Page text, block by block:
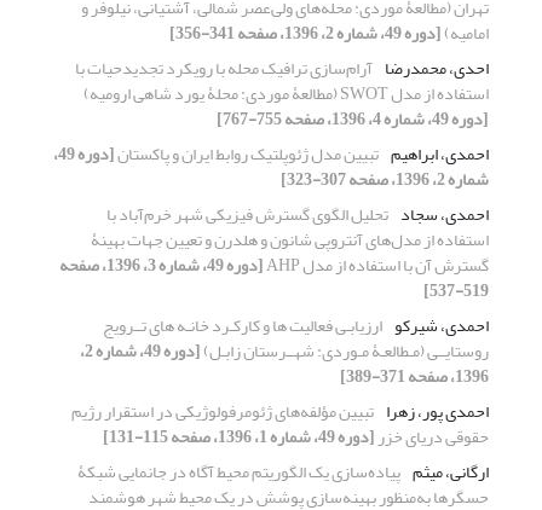
تهران (مطالعۀ موردی: محله‌های ولی‌عصر شمالی، آشتیانی، نیلوفر و
امامیه)[دوره 49، شماره 2، 1396، صفحه 341-356]
احدی، محمدرضا آرام‌سازی ترافیک محله با رویکرد تجدیدحیات با
استفاده از مدل SWOT (مطالعۀ موردی: محلۀ یورد شاهی ارومیه)
[دوره 49، شماره 4، 1396، صفحه 755-767]
احمدی، ابراهیم تبیین مدل ژئوپلتیک روابط ایران و پاکستان [دوره 49،
شماره 2، 1396، صفحه 307-323]
احمدی، سجاد تحلیل الگوی گسترش فیزیکی شهر خرم‌آباد با
استفاده از مدل‌های آنتروپی شانون و هلدرن و تعیین جهات بهینۀ
گسترش آن با استفاده از مدل AHP [دوره 49، شماره 3، 1396، صفحه
519-537]
احمدی، شیرکو ارزیابـی فعالیت ها و کارکـرد خانـه های تــرویج
روستایــی (مـطالعـۀ مـوردی: شهــرستان زابـل) [دوره 49، شماره 2،
1396، صفحه 371-389]
احمدی پور، زهرا تبیین مؤلفه‌های ژئومرفولوژیکی در استقرار رژیم
حقوقی دریای خزر[دوره 49، شماره 1، 1396، صفحه 115-131]
ارگانی، میثم پیاده‌سازی یک الگوریتم محیط آگاه در جانمایی شبکۀ
حسگرها به‌منظور بهینه‌سازی پوشش در یک محیط شهر هوشمند